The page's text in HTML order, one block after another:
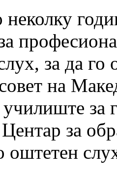
години
за да го
на
училиште
за
оштетен